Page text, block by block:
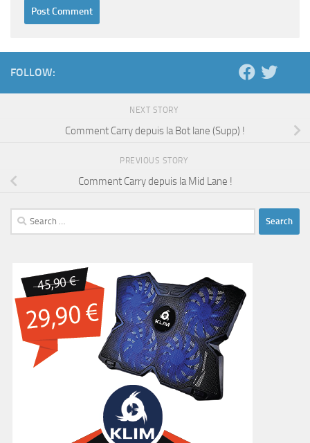
FOLLOW:
NEXT STORY
Comment Carry depuis la Bot lane (Supp) !
PREVIOUS STORY
Comment Carry depuis la Mid Lane !
Search
for: